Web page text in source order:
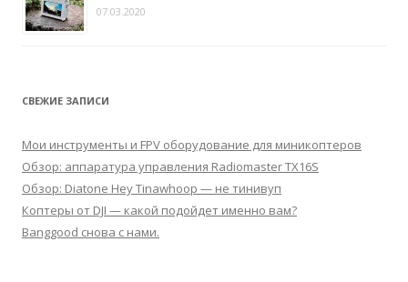
07.03.2020
СВЕЖИЕ ЗАПИСИ
Мои инструменты и FPV оборудование для миникоптеров
Обзор: аппаратура управления Radiomaster TX16S
Обзор: Diatone Hey Tinawhoop — не тинивуп
Коптеры от DJI — какой подойдет именно вам?
Banggood снова с нами.